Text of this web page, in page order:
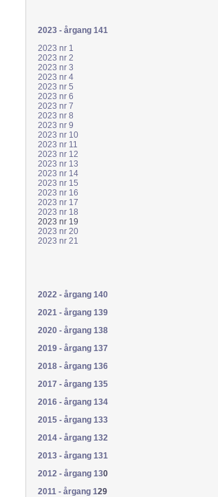
2023 - årgang 141
2023 nr 1
2023 nr 2
2023 nr 3
2023 nr 4
2023 nr 5
2023 nr 6
2023 nr 7
2023 nr 8
2023 nr 9
2023 nr 10
2023 nr 11
2023 nr 12
2023 nr 13
2023 nr 14
2023 nr 15
2023 nr 16
2023 nr 17
2023 nr 18
2023 nr 19
2023 nr 20
2023 nr 21
2022 - årgang 140
2021 - årgang 139
2020 - årgang 138
2019 - årgang 137
2018 - årgang 136
2017 - årgang 135
2016 - årgang 134
2015 - årgang 133
2014 - årgang 132
2013 - årgang 131
2012 - årgang 130
2011 - årgang 129